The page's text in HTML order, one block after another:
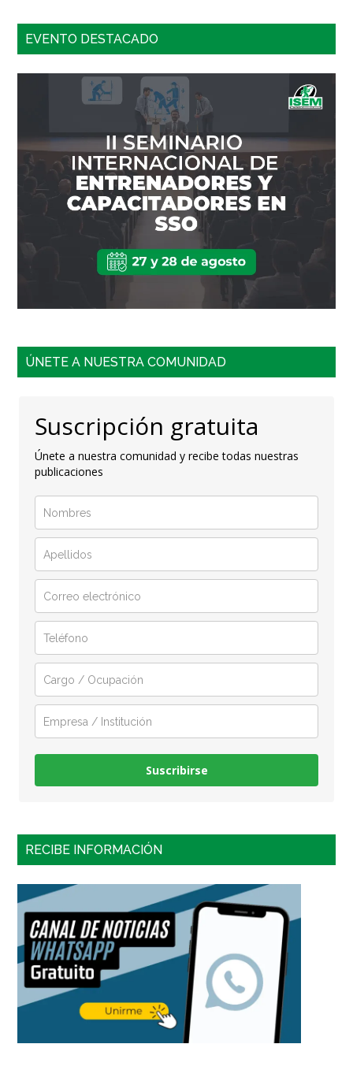
EVENTO DESTACADO
ÚNETE A NUESTRA COMUNIDAD
Suscripción gratuita
Únete a nuestra comunidad y recibe todas nuestras
publicaciones
Suscribirse
RECIBE INFORMACIÓN